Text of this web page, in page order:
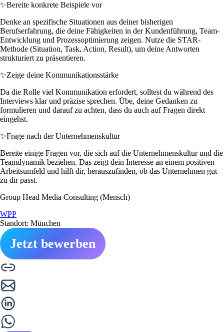
✨Bereite konkrete Beispiele vor
Denke an spezifische Situationen aus deiner bisherigen
Berufserfahrung, die deine Fähigkeiten in der Kundenführung, Team-
Entwicklung und Prozessoptimierung zeigen. Nutze die STAR-
Methode (Situation, Task, Action, Result), um deine Antworten
strukturiert zu präsentieren.
✨Zeige deine Kommunikationsstärke
Da die Rolle viel Kommunikation erfordert, solltest du während des
Interviews klar und präzise sprechen. Übe, deine Gedanken zu
formulieren und darauf zu achten, dass du auch auf Fragen direkt
eingehst.
✨Frage nach der Unternehmenskultur
Bereite einige Fragen vor, die sich auf die Unternehmenskultur und die
Teamdynamik beziehen. Das zeigt dein Interesse an einem positiven
Arbeitsumfeld und hilft dir, herauszufinden, ob das Unternehmen gut
zu dir passt.
Group Head Media Consulting (Mensch)
WPP
Standort: München
Jetzt bewerben